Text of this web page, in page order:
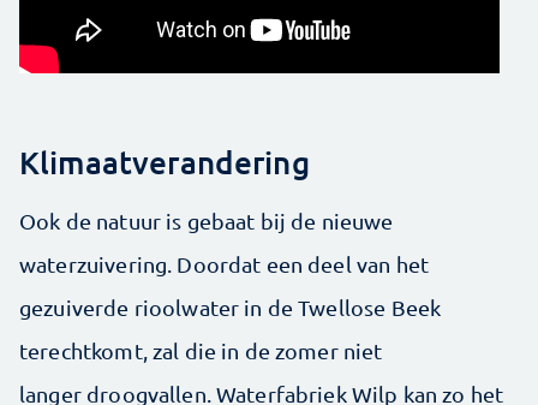
Klimaatverandering
Ook de natuur is gebaat bij de nieuwe
waterzuivering. Doordat een deel van het
gezuiverde rioolwater in de Twellose Beek
terechtkomt, zal die in de zomer niet
langer droogvallen. Waterfabriek Wilp kan zo het